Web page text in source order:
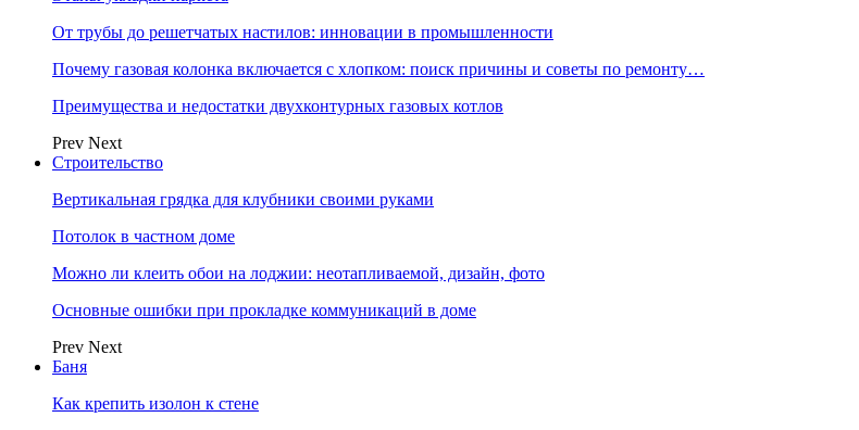
От трубы до решетчатых настилов: инновации в промышленности
Почему газовая колонка включается с хлопком: поиск причины и советы по ремонту…
Преимущества и недостатки двухконтурных газовых котлов
Prev Next
Строительство
Вертикальная грядка для клубники своими руками
Потолок в частном доме
Можно ли клеить обои на лоджии: неотапливаемой, дизайн, фото
Основные ошибки при прокладке коммуникаций в доме
Prev Next
Баня
Как крепить изолон к стене